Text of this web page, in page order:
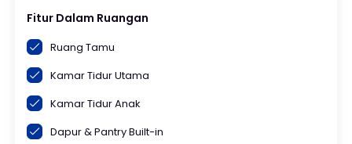
Fitur Dalam Ruangan
Ruang Tamu
Kamar Tidur Utama
Kamar Tidur Anak
Dapur & Pantry Built-in